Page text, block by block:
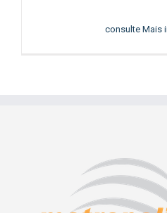
consulte Mais